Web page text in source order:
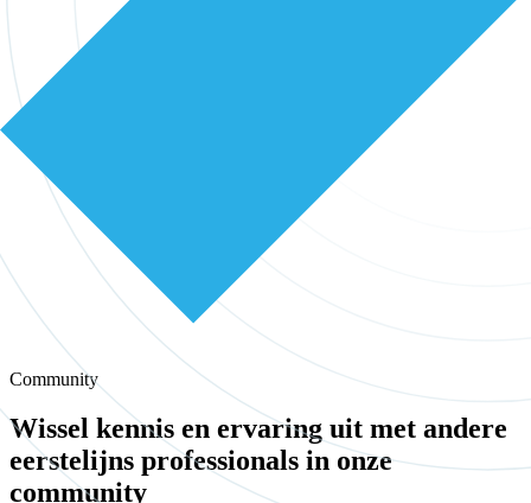
Community
Wissel kennis en ervaring uit met andere
eerstelijns professionals in onze
community